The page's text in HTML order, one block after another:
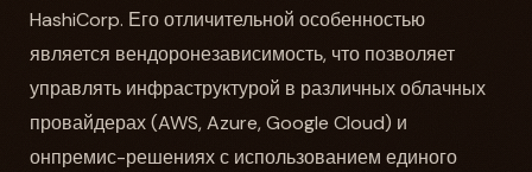
HashiCorp. Его отличительной особенностью
является вендоронезависимость, что позволяет
управлять инфраструктурой в различных облачных
провайдерах (AWS, Azure, Google Cloud) и
онпремис-решениях с использованием единого